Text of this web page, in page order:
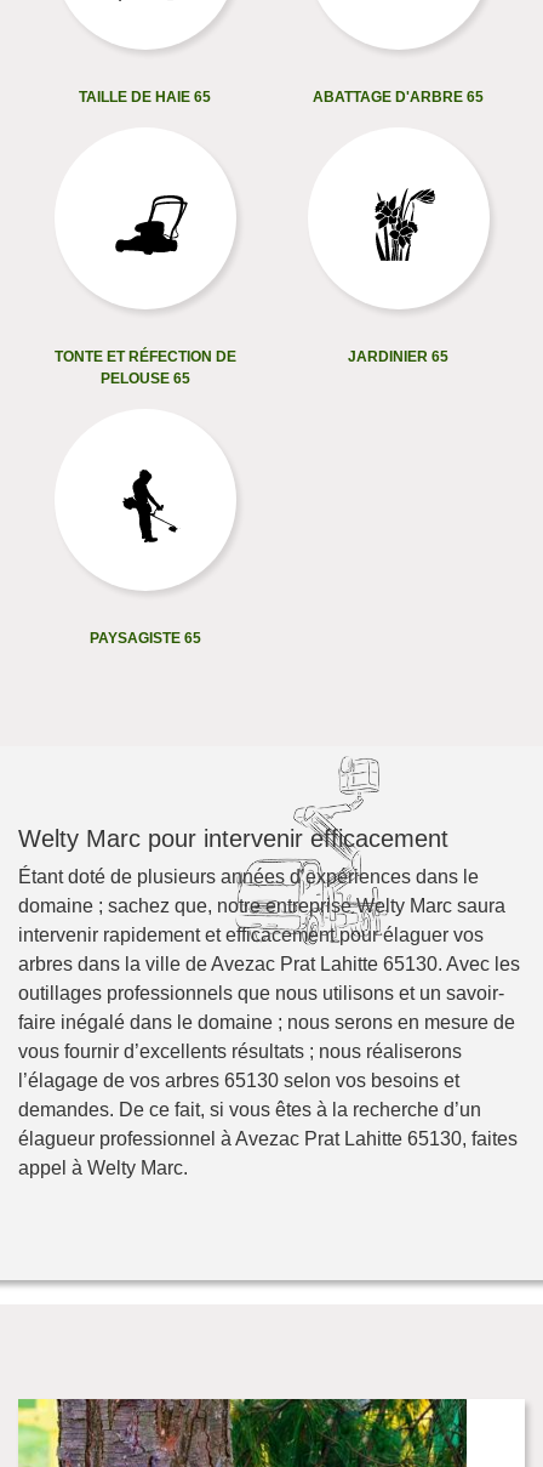
TAILLE DE HAIE 65 ABATTAGE D'ARBRE 65
TONTE ET RÉFECTION DE
PELOUSE 65
JARDINIER 65
PAYSAGISTE 65
Welty Marc pour intervenir efficacement
Étant doté de plusieurs années d’expériences dans le
domaine ; sachez que, notre entreprise Welty Marc saura
intervenir rapidement et efficacement pour élaguer vos
arbres dans la ville de Avezac Prat Lahitte 65130. Avec les
outillages professionnels que nous utilisons et un savoir-
faire inégalé dans le domaine ; nous serons en mesure de
vous fournir d’excellents résultats ; nous réaliserons
l’élagage de vos arbres 65130 selon vos besoins et
demandes. De ce fait, si vous êtes à la recherche d’un
élagueur professionnel à Avezac Prat Lahitte 65130, faites
appel à Welty Marc.